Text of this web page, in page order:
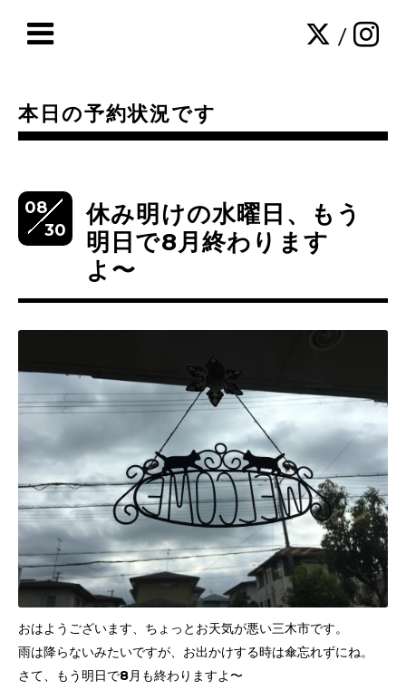
/
本日の予約状況です
08
30
休み明けの水曜日、もう
明日で8月終わります
よ〜
おはようございます、ちょっとお天気が悪い三木市です。
雨は降らないみたいですが、お出かけする時は傘忘れずにね。
さて、もう明日で8月も終わりますよ〜